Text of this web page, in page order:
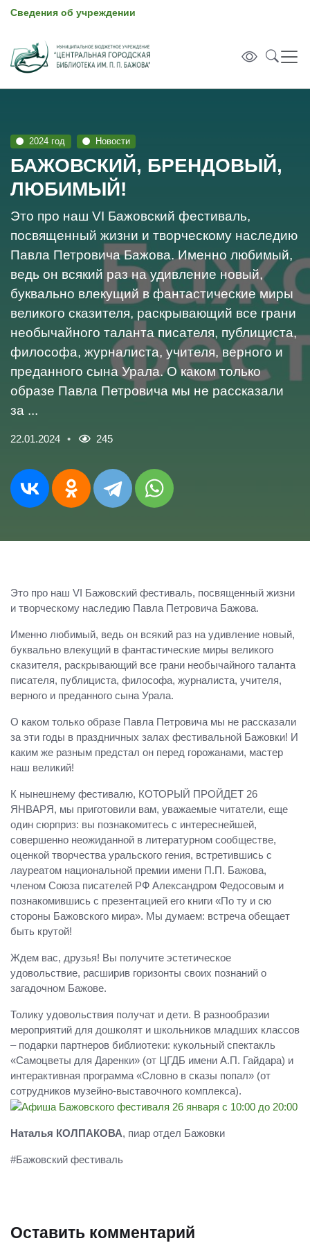
Сведения об учреждении
2024 год Новости
БАЖОВСКИЙ, БРЕНДОВЫЙ,
ЛЮБИМЫЙ!
Это про наш VI Бажовский фестиваль,
посвященный жизни и творческому наследию
Павла Петровича Бажова. Именно любимый,
ведь он всякий раз на удивление новый,
буквально влекущий в фантастические миры
великого сказителя, раскрывающий все грани
необычайного таланта писателя, публициста,
философа, журналиста, учителя, верного и
преданного сына Урала. О каком только
образе Павла Петровича мы не рассказали
за ...
22.01.2024 245
Это про наш VI Бажовский фестиваль, посвященный жизни
и творческому наследию Павла Петровича Бажова.
Именно любимый, ведь он всякий раз на удивление новый,
буквально влекущий в фантастические миры великого
сказителя, раскрывающий все грани необычайного таланта
писателя, публициста, философа, журналиста, учителя,
верного и преданного сына Урала.
О каком только образе Павла Петровича мы не рассказали
за эти годы в праздничных залах фестивальной Бажовки! И
каким же разным предстал он перед горожанами, мастер
наш великий!
К нынешнему фестивалю, КОТОРЫЙ ПРОЙДЕТ 26
ЯНВАРЯ, мы приготовили вам, уважаемые читатели, еще
один сюрприз: вы познакомитесь с интереснейшей,
совершенно неожиданной в литературном сообществе,
оценкой творчества уральского гения, встретившись с
лауреатом национальной премии имени П.П. Бажова,
членом Союза писателей РФ Александром Федосовым и
познакомившись с презентацией его книги «По ту и сю
стороны Бажовского мира». Мы думаем: встреча обещает
быть крутой!
Ждем вас, друзья! Вы получите эстетическое
удовольствие, расширив горизонты своих познаний о
загадочном Бажове.
Толику удовольствия получат и дети. В разнообразии
мероприятий для дошколят и школьников младших классов
– подарки партнеров библиотеки: кукольный спектакль
«Самоцветы для Даренки» (от ЦГДБ имени А.П. Гайдара) и
интерактивная программа «Словно в сказы попал» (от
сотрудников музейно-выставочного комплекса).
Наталья КОЛПАКОВА, пиар отдел Бажовки
#Бажовский фестиваль
Оставить комментарий